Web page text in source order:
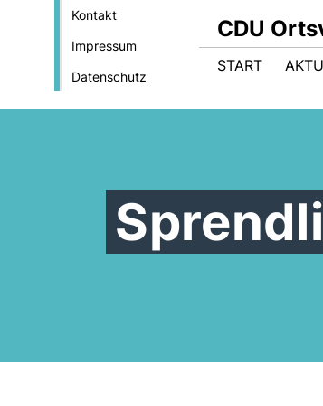
Kontakt
Impressum
Datenschutz
CDU
START